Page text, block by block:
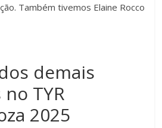
Também tivemos Elaine Rocco
demais
TYR
2025